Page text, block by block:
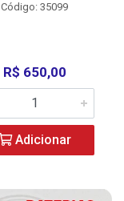
Código: 35099
R$ 650,00
Adicionar